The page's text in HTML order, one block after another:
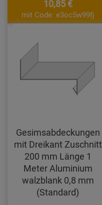
10,85 €
mit Code: e3oc5w99fj
Gesimsabdeckungen
mit Dreikant Zuschnitt
200 mm Länge 1
Meter Aluminium
walzblank 0,8 mm
(Standard)